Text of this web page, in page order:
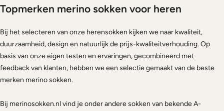
Topmerken merino sokken voor heren
Bij het selecteren van onze herensokken kijken we naar kwaliteit,
duurzaamheid, design en natuurlijk de prijs-kwaliteitverhouding. Op
basis van onze eigen testen en ervaringen, gecombineerd met
feedback van klanten, hebben we een selectie gemaakt van de beste
merken merino sokken.
Bij merinosokken.nl vind je onder andere sokken van bekende A-